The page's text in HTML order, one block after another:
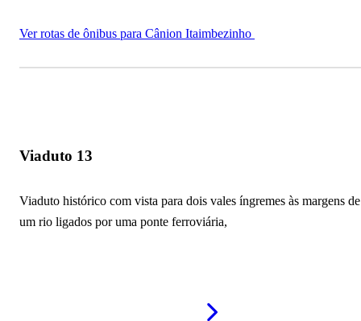
Ver rotas de ônibus para Cânion Itaimbezinho
Viaduto 13
Viaduto histórico com vista para dois vales íngremes às margens de
um rio ligados por uma ponte ferroviária,